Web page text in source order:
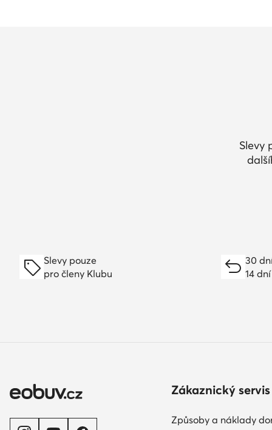
Slevy
Slevy pouze
pro členy Klubu
30
14
Zákaznický servis
Způsoby a náklady